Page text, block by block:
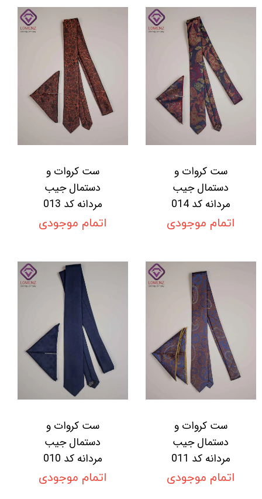
ست کروات و
دستمال جیب
مردانه کد 014
اتمام موجودی
ست کروات و
دستمال جیب
مردانه کد 013
اتمام موجودی
ست کروات و
دستمال جیب
مردانه کد 011
اتمام موجودی
ست کروات و
دستمال جیب
مردانه کد 010
اتمام موجودی